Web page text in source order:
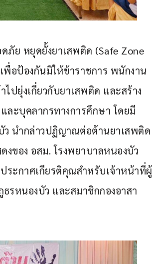
ภัย หยุดยั้งยาเสพติด (Safe Zone
พื่อป้องกันมิให้ข้าราชการ พนักงาน
ปยุ่งเกี่ยวกับยาเสพติด และสร้าง
ะบุคลากรทางการศึกษา โดยมี
บัว นำกล่าวปฏิญาณต่อต้านยาเสพติด
ของ อสม. โรงพยาบาลหนองบัว
ระกาศเกียรติคุณสำหรับเจ้าหน้าที่ผู้
รหนองบัว และสมาชิกกองอาสา